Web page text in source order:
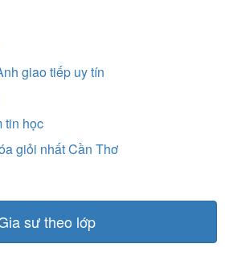
giao tiếp uy tín
tin học
giỏi nhất Cần Thơ
sư theo lớp